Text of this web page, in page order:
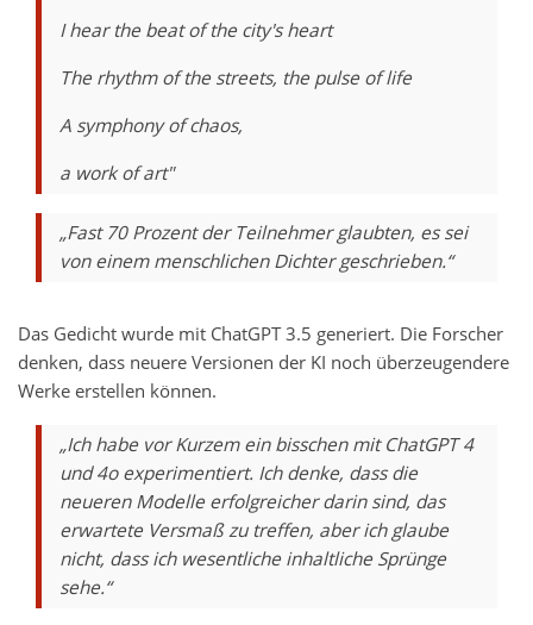
I hear the beat of the city's heart
The rhythm of the streets, the pulse of life
A symphony of chaos,
a work of art"
„Fast 70 Prozent der Teilnehmer glaubten, es sei
von einem menschlichen Dichter geschrieben.“
Das Gedicht wurde mit ChatGPT 3.5 generiert. Die Forscher
denken, dass neuere Versionen der KI noch überzeugendere
Werke erstellen können.
„Ich habe vor Kurzem ein bisschen mit ChatGPT 4
und 4o experimentiert. Ich denke, dass die
neueren Modelle erfolgreicher darin sind, das
erwartete Versmaß zu treffen, aber ich glaube
nicht, dass ich wesentliche inhaltliche Sprünge
sehe.“